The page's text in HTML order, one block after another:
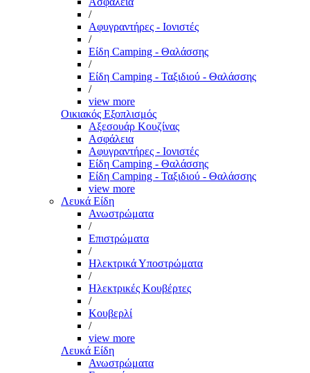
/
Αφυγραντήρες - Ιονιστές
/
Είδη Camping - Θαλάσσης
/
Είδη Camping - Ταξιδιού - Θαλάσσης
/
view more
Οικιακός Εξοπλισμός
Αξεσουάρ Κουζίνας
Ασφάλεια
Αφυγραντήρες - Ιονιστές
Είδη Camping - Θαλάσσης
Είδη Camping - Ταξιδιού - Θαλάσσης
view more
Λευκά Είδη
Ανωστρώματα
/
Επιστρώματα
/
Ηλεκτρικά Υποστρώματα
/
Ηλεκτρικές Κουβέρτες
/
Κουβερλί
/
view more
Λευκά Είδη
Ανωστρώματα